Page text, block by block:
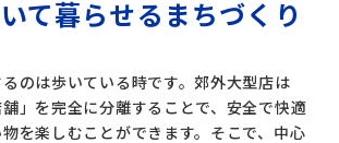
て暮らせるまちづくり
のは歩いている時です。郊外大型店は
舗」を完全に分離することで、安全で快適
を楽しむことができます。そこで、中心